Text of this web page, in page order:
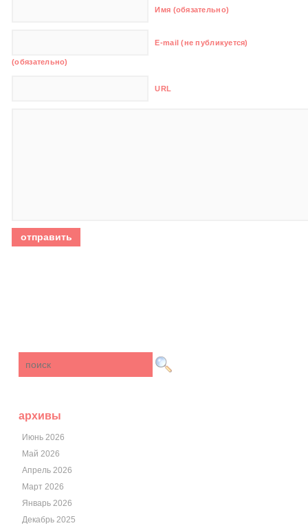
Имя (обязательно)
E-mail (не публикуется)
(обязательно)
URL
архивы
Июнь 2026
Май 2026
Апрель 2026
Март 2026
Январь 2026
Декабрь 2025